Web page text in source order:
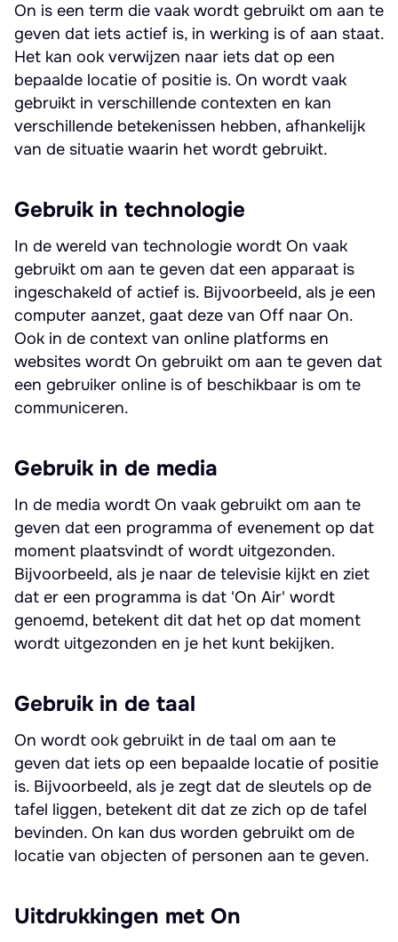
On is een term die vaak wordt gebruikt om aan te
geven dat iets actief is, in werking is of aan staat.
Het kan ook verwijzen naar iets dat op een
bepaalde locatie of positie is. On wordt vaak
gebruikt in verschillende contexten en kan
verschillende betekenissen hebben, afhankelijk
van de situatie waarin het wordt gebruikt.
Gebruik in technologie
In de wereld van technologie wordt On vaak
gebruikt om aan te geven dat een apparaat is
ingeschakeld of actief is. Bijvoorbeeld, als je een
computer aanzet, gaat deze van Off naar On.
Ook in de context van online platforms en
websites wordt On gebruikt om aan te geven dat
een gebruiker online is of beschikbaar is om te
communiceren.
Gebruik in de media
In de media wordt On vaak gebruikt om aan te
geven dat een programma of evenement op dat
moment plaatsvindt of wordt uitgezonden.
Bijvoorbeeld, als je naar de televisie kijkt en ziet
dat er een programma is dat 'On Air' wordt
genoemd, betekent dit dat het op dat moment
wordt uitgezonden en je het kunt bekijken.
Gebruik in de taal
On wordt ook gebruikt in de taal om aan te
geven dat iets op een bepaalde locatie of positie
is. Bijvoorbeeld, als je zegt dat de sleutels op de
tafel liggen, betekent dit dat ze zich op de tafel
bevinden. On kan dus worden gebruikt om de
locatie van objecten of personen aan te geven.
Uitdrukkingen met On